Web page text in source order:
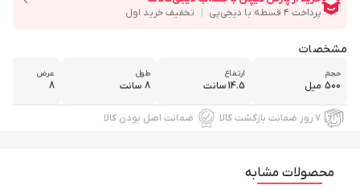
مشخصات
حجم
500 میل
ارتفاع
14.5 سانت
طول
8 سانت
عرض
8
۷ روز ضمانت بازگشت کالا ضمانت اصل بودن کالا
محصولات مشابه